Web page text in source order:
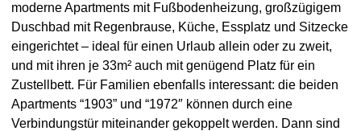
moderne Apartments mit Fußbodenheizung, großzügigem
Duschbad mit Regenbrause, Küche, Essplatz und Sitzecke
eingerichtet – ideal für einen Urlaub allein oder zu zweit,
und mit ihren je 33m² auch mit genügend Platz für ein
Zustellbett. Für Familien ebenfalls interessant: die beiden
Apartments “1903” und “1972″ können durch eine
Verbindungstür miteinander gekoppelt werden. Dann sind